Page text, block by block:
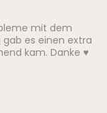
mit dem
es einen extra
kam. Danke ♥️